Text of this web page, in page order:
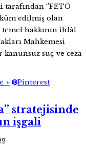
‘’FETÖ
edilmiş olan
temel hakkının ihlâl
Mahkemesi
kanunsuz suç ve ceza
+
Pinterest
stratejisinde
işgali